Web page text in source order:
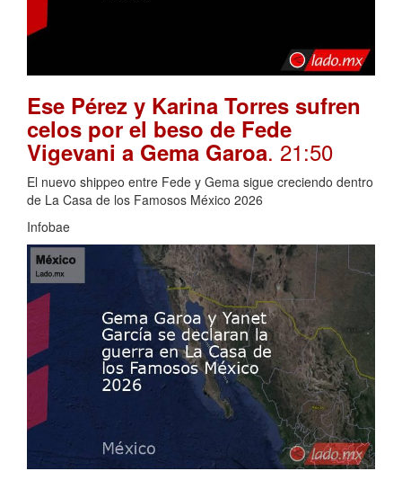
Ese Pérez y Karina Torres sufren
celos por el beso de Fede
Vigevani a Gema Garoa. 21:50
El nuevo shippeo entre Fede y Gema sigue creciendo dentro
de La Casa de los Famosos México 2026
Infobae